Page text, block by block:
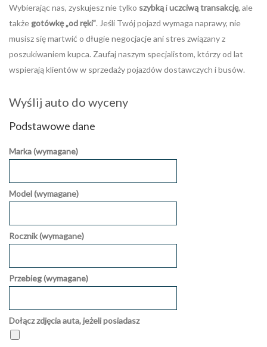
Wybierając nas, zyskujesz nie tylko szybkąiuczciwą transakcję, ale
takżegotówkę „od ręki”. Jeśli Twój pojazd wymaga naprawy, nie
musisz się martwić o długie negocjacje ani stres związany z
poszukiwaniem kupca. Zaufaj naszym specjalistom, którzy od lat
wspierają klientów w sprzedaży pojazdów dostawczych i busów.
Wyślij auto do wyceny
Podstawowe dane
Marka (wymagane)
Model (wymagane)
Rocznik (wymagane)
Przebieg (wymagane)
Dołącz zdjęcia auta, jeżeli posiadasz